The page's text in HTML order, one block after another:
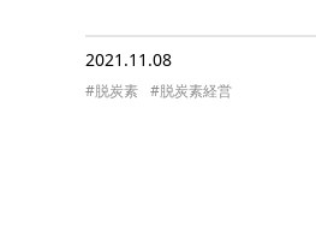
2021.11.08
#脱炭素 #脱炭素経営